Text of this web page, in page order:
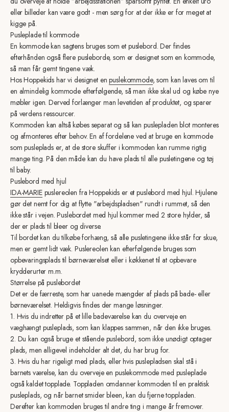
eller billeder kan være godt - men sørg for at der ikke er for meget at
kigge på.
Pusleplade til kommode
En kommode kan sagtens bruges som et puslebord. Der findes
efterhånden også flere pusleborde, som er designet som en kommode,
så man får gemt tingene væk.
Hos Hoppekids har vi designet enpuslekommode, som kan laves om til
en almindelig kommode efterfølgende, så man ikke skal ud og købe nye
møbler igen. Derved forlænger man levetiden af produktet, og sparer
på verdens ressourcer.
Kommoden kan altså købes separat og så kan puslepladen blot monteres
og afmonteres efter behov. En af fordelene ved at bruge en kommode
som pusleplads er, at de store skuffer i kommoden kan rumme rigtig
mange ting. På den måde kan du have plads til alle pusletingene og tøj
til baby.
Puslebord med hjul
IDA-MARIEpuslereolen fra Hoppekids er et puslebord med hjul. Hjulene
gør det nemt for dig at flytte "arbejdspladsen" rundt i rummet, så den
ikke står i vejen. Puslebordet med hjul kommer med 2 store hylder, så
der er plads til bleer og diverse.
Til bordet kan du tilkøbe forhæng, så alle pusletingene ikke står for skue,
men er gemt lidt væk. Puslereolen kan efterfølgende bruges som
opbevaringsplads til børneværelset eller i køkkenet til at opbevare
krydderurter m.m.
Størrelse på puslebordet
Det er de færreste, som har uanede mængder af plads på bade- eller
børneværelset. Heldigvis findes der mange løsninger.
1. Hvis du indretter på et lille badeværelse kan du overveje en
væghængt pusleplads, som kan klappes sammen, når den ikke bruges.
2. Du kan også bruge et stående puslebord, som ikke unødigt optager
plads, men alligevel indeholder alt det, du har brug for.
3. Hvis du har rigeligt med plads, eller hvis puslepladsen skal stå i
barnets værelse, kan du overveje en puslekommode med pusleplade
også kaldet topplade. Toppladen omdanner kommoden til en praktisk
pusleplads, og når barnet smider bleen, kan du fjerne toppladen.
Derefter kan kommoden bruges til andre ting i mange år fremover.